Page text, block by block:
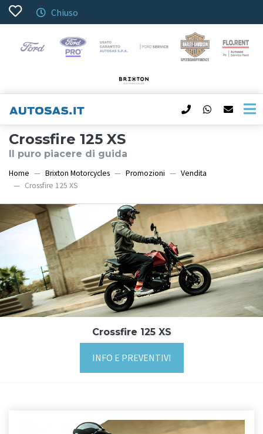
Chiuso
Crossfire 125 XS
Il puro piacere di guida
Home Brixton Motorcycles Promozioni
Vendita
Crossfire 125 XS
Crossfire 125 XS
INFO E PREVENTIVI